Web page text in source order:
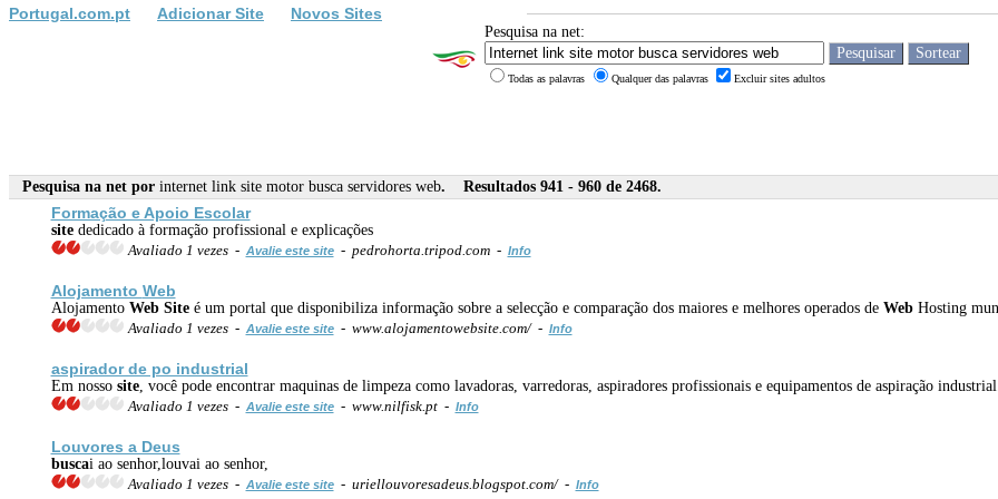
Portugal.com.pt Adicionar Site Novos Sites
Pesquisa na net:
Todas as palavras Qualquer das palavras Excluir sites adultos
Pesquisa na net por internet link site motor busca servidores web. Resultados 941 - 960 de 2468.
Formação e Apoio Escolar
sitededicado à formação profissional e explicações
Avaliado 1 vezes - Avalie este site- pedrohorta.tripod.com - Info
Alojamento Web
Alojamento Web Siteé um portal que disponibiliza informação sobre a selecção e comparação dos maiores e melhores operados de WebHosting
Avaliado 1 vezes - Avalie este site- www.alojamentowebsite.com/ - Info
aspirador de po industrial
Em nosso site, você pode encontrar maquinas de limpeza como lavadoras, varredoras, aspiradores profissionais e equipamentos de aspiração industrial.
Avaliado 1 vezes - Avalie este site- www.nilfisk.pt - Info
Louvores a Deus
buscai ao senhor,louvai ao senhor,
Avaliado 1 vezes - Avalie este site- uriellouvoresadeus.blogspot.com/ - Info